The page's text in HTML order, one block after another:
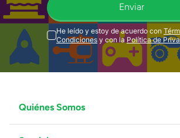
Enviar
He leído y estoy de acuerdo con
Condiciones y con la Política de
Quiénes Somos